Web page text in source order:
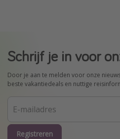
Schrijf je in voor
Door je aan te melden voor onze
beste vakantiedeals en nuttige
Registreren